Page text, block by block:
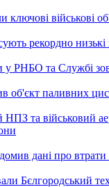
ключові військові
рекордно низькі
у РНБО та Службі
об'єкт паливних
НПЗ та військовий
дані про
Бєлгородський